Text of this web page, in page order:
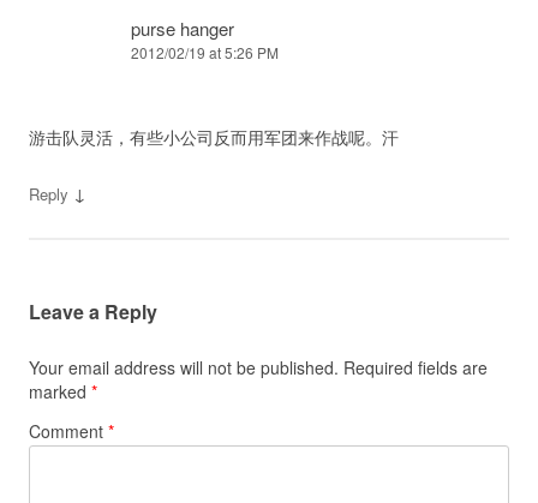
purse hanger
2012/02/19 at 5:26 PM
游击队灵活，有些小公司反而用军团来作战呢。汗
Reply ↓
Leave a Reply
Your email address will not be published. Required fields are
marked *
Comment *